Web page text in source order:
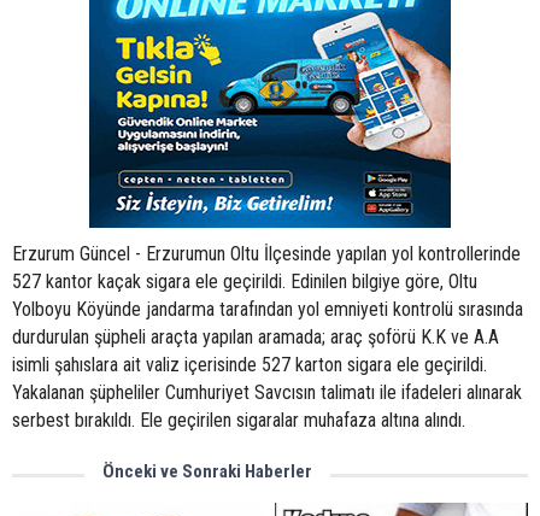
Erzurum Güncel - Erzurumun Oltu İlçesinde yapılan yol kontrollerinde
527 kantor kaçak sigara ele geçirildi. Edinilen bilgiye göre, Oltu
Yolboyu Köyünde jandarma tarafından yol emniyeti kontrolü sırasında
durdurulan şüpheli araçta yapılan aramada; araç şoförü K.K ve A.A
isimli şahıslara ait valiz içerisinde 527 karton sigara ele geçirildi.
Yakalanan şüpheliler Cumhuriyet Savcısın talimatı ile ifadeleri alınarak
serbest bırakıldı. Ele geçirilen sigaralar muhafaza altına alındı.
Önceki ve Sonraki Haberler